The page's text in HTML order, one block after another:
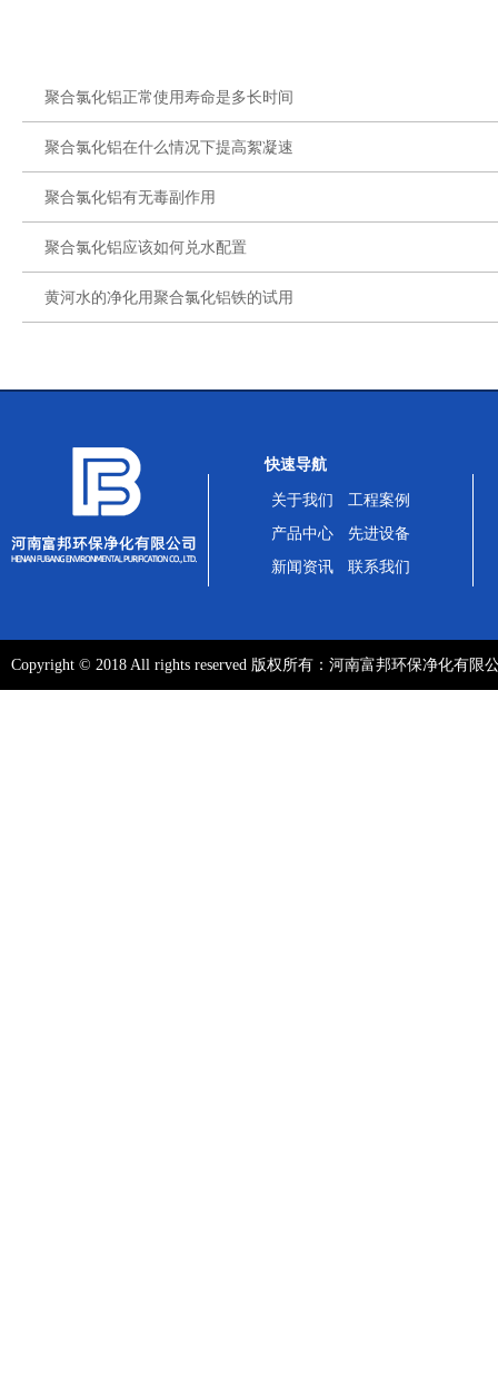
聚合氯化铝正常使用寿命是多长时间
聚合氯化铝在什么情况下提高絮凝速
聚合氯化铝有无毒副作用
聚合氯化铝应该如何兑水配置
黄河水的净化用聚合氯化铝铁的试用
快速导航
关于我们
工程案例
产品中心
先进设备
新闻资讯
联系我们
Copyright ©️ 2018 All rights reserved 版权所有：河南富邦环保净化有限